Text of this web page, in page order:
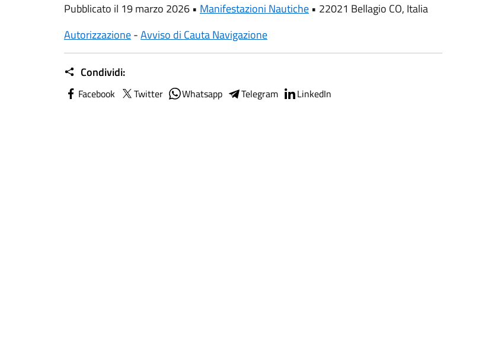
Pubblicato il 19 marzo 2026 • Manifestazioni Nautiche • 22021 Bellagio CO, Italia
Autorizzazione-Avviso di Cauta Navigazione
Condividi:
Facebook Twitter Whatsapp Telegram LinkedIn